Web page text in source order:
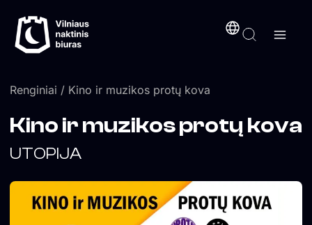
prie
turinio
Renginiai / Kino ir muzikos protų kova
Kino ir muzikos protų kova
UTOPIJA